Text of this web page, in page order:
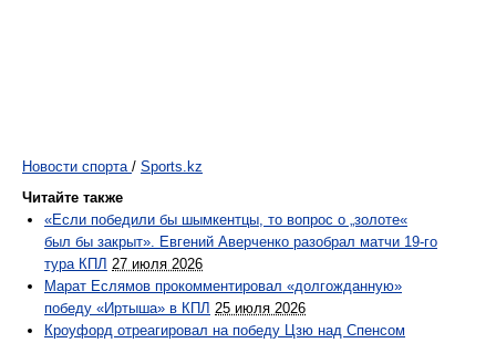
Новости спорта / Sports.kz
Читайте также
«Если победили бы шымкентцы, то вопрос о „золоте«
был бы закрыт». Евгений Аверченко разобрал матчи 19-го
тура КПЛ 27 июля 2026
Марат Еслямов прокомментировал «долгожданную»
победу «Иртыша» в КПЛ 25 июля 2026
Кроуфорд отреагировал на победу Цзю над Спенсом